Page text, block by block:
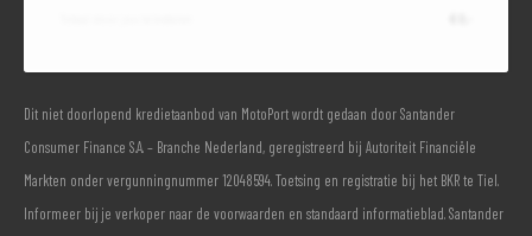
Dit niet doorlopend kredietaanbod van MotoPort wordt gedaan door Santander
Consumer Finance S.A. – Branche Nederland, geregistreerd bij Autoriteit Financiële
Markten onder vergunningnummer 12048594. Toetsing en registratie bij het BKR te Tiel.
Informeer bij je verkoper naar de voorwaarden en standaard informatieblad. Santander